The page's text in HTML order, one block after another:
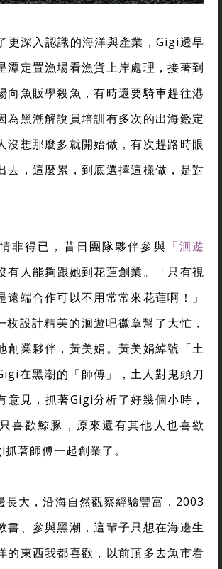
更深入認識的海洋與產業，Gigi透早
潭定置漁場看漁貨上岸處理，接著到
向魚販學殺魚，有時還要騎車趕往港
為黑潮解說員培訓有多次的出海鑑定
沒想那麼多就開始做，有次趕路時眼
去，這麼累，到底選擇這樣做，是對
非得已，昔日團隊夥伴參與 「洄遊
有人能夠跟她到花蓮創業。「只有視
遠端合作可以不用常常來花蓮啊！」
設計精美的洄遊吧徽章幫了大忙，
創業夥伴，黃美娟。黃美娟綽號「土
在黑潮的「師傅」，土人對鬼頭刀
意見，抓著Gigi分析了好幾個小時，
喜歡鯨豚，原來還有其他人也喜歡
著師傅一起創業了。
長大，沿海自然觀察經驗豐富，2003
書、參與黑潮，這輩子只想在海邊生
的東西我都喜歡，以前頂多去魚市看